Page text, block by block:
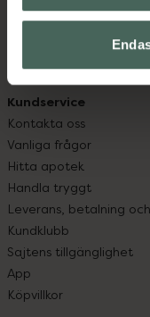
datorn. Oavsett
Kundservice
Kontakta oss
Vanliga frågor
Hitta apotek
Handla tryggt
Leverans, betalning
Kundklubb
Sajtens tillgänglighet
App
Köpvillkor